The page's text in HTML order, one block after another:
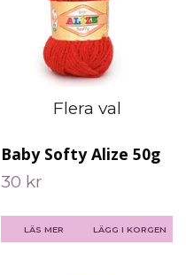
Flera val
Baby Softy Alize 50g
30 kr
LÄS MER LÄGG I KORGEN